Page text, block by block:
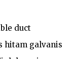
duct
hitam galvanis